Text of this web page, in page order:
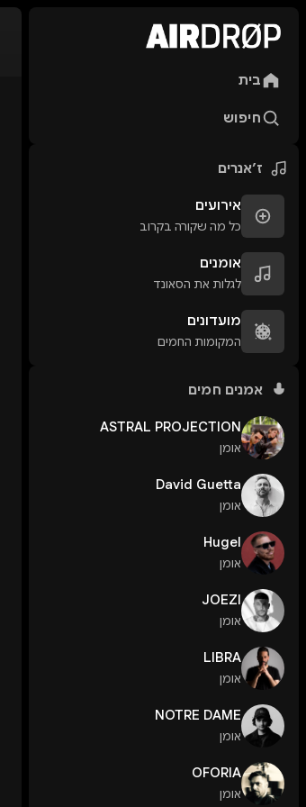
בית
חיפוש
ז׳אנרים
אירועים
כל מה שקורה בקרוב
אומנים
לגלות את הסאונד
מועדונים
המקומות החמים
אמנים חמים
ASTRAL PROJECTION
אומן
David Guetta
אומן
Hugel
אומן
JOEZI
אומן
LIBRA
אומן
NOTRE DAME
אומן
OFORIA
אומן